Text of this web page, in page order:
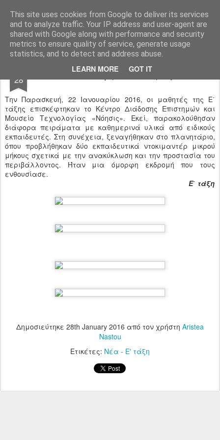
This site uses cookies from Google to deliver its services
and to analyze traffic. Your IP address and user-agent are
shared with Google along with performance and security
metrics to ensure quality of service, generate usage
statistics, and to detect and address abuse.
LEARN MORE GOT IT
Ιδιωτικό Δημοτικό Σχολείο "Ι.Μ.ΔΕΛΑΣΑΛ"
28 Επίσκεψη στο "Νόησις"
Την Παρασκευή, 22 Ιανουαρίου 2016, οι μαθητές της Ε΄
τάξης επισκέφτηκαν το Κέντρο Διάδοσης Επιστημών και
Μουσείο Τεχνολογίας «Νόησις». Εκεί, παρακολούθησαν
διάφορα πειράματα με καθημερινά υλικά από ειδικούς
εκπαιδευτές. Στη συνέχεια, ξεναγήθηκαν στο πλανητάριο,
όπου προβλήθηκαν δύο εκπαιδευτικά ντοκιμαντέρ μικρού
μήκους σχετικά με την ανακύκλωση και την προστασία του
περιβάλλοντος. Ήταν μια όμορφη εκδρομή που τους
ενθουσίασε.
Ε΄ τάξη
Δημοσιεύτηκε 28th January 2016 από τον χρήστη Aristea
Nastou
Ετικέτες: Νέα - Ε' τάξη